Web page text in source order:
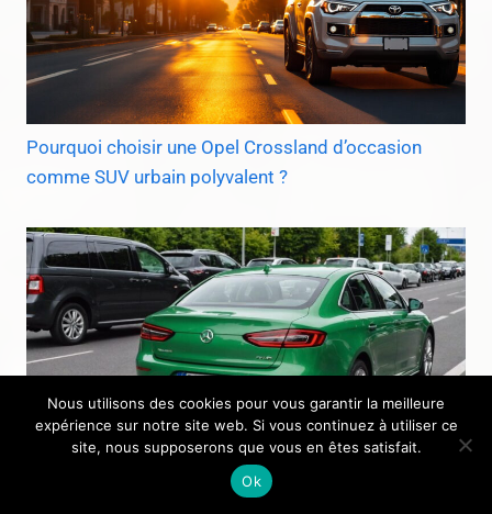
Pourquoi choisir une Opel Crossland d’occasion
comme SUV urbain polyvalent ?
Que signifie la plaque d’immatriculation verte ?
Nous utilisons des cookies pour vous garantir la meilleure
expérience sur notre site web. Si vous continuez à utiliser ce
site, nous supposerons que vous en êtes satisfait.
Ok